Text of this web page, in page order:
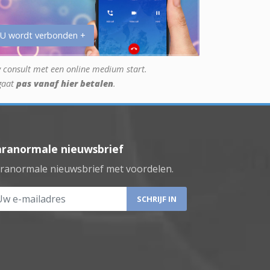
wordt verbonden +
consult met een online medium start.
pas vanaf hier betalen.
nieuwsbrief
nieuwsbrief met voordelen.
e-mailadres